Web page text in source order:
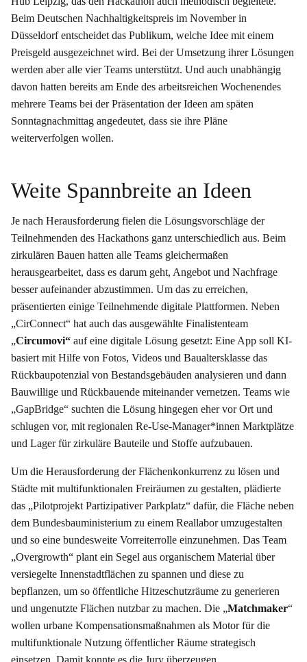
Beim Deutschen Nachhaltigkeitspreis im November in
Düsseldorf entscheidet das Publikum, welche Idee mit einem
Preisgeld ausgezeichnet wird. Bei der Umsetzung ihrer Lösungen
werden aber alle vier Teams unterstützt. Und auch unabhängig
davon hatten bereits am Ende des arbeitsreichen Wochenendes
mehrere Teams bei der Präsentation der Ideen am späten
Sonntagnachmittag angedeutet, dass sie ihre Pläne
weiterverfolgen wollen.
Weite Spannbreite an Ideen
Je nach Herausforderung fielen die Lösungsvorschläge der
Teilnehmenden des Hackathons ganz unterschiedlich aus. Beim
zirkulären Bauen hatten alle Teams gleichermaßen
herausgearbeitet, dass es darum geht, Angebot und Nachfrage
besser aufeinander abzustimmen. Um das zu erreichen,
präsentierten einige Teilnehmende digitale Plattformen. Neben
„CirConnect“ hat auch das ausgewählte Finalistenteam
„Circumovi“ auf eine digitale Lösung gesetzt: Eine App soll KI-
basiert mit Hilfe von Fotos, Videos und Baualtersklasse das
Rückbaupotenzial von Bestandsgebäuden analysieren und dann
Bauwillige und Rückbauende miteinander vernetzen. Teams wie
„GapBridge“ suchten die Lösung hingegen eher vor Ort und
schlugen vor, mit regionalen Re-Use-Manager*innen Marktplätze
und Lager für zirkuläre Bauteile und Stoffe aufzubauen.
Um die Herausforderung der Flächenkonkurrenz zu lösen und
Städte mit multifunktionalen Freiräumen zu gestalten, plädierte
das „Pilotprojekt Partizipativer Parkplatz“ dafür, die Fläche neben
dem Bundesbauministerium zu einem Reallabor umzugestalten
und so eine bundesweite Vorreiterrolle einzunehmen. Das Team
„Overgrowth“ plant ein Segel aus organischem Material über
versiegelte Innenstadtflächen zu spannen und diese zu
bepflanzen, um so öffentliche Hitzeschutzräume zu generieren
und ungenutzte Flächen nutzbar zu machen. Die „Matchmaker“
wollen urbane Kompensationsmaßnahmen als Motor für die
multifunktionale Nutzung öffentlicher Räume strategisch
einsetzen. Damit konnte es die Jury überzeugen.